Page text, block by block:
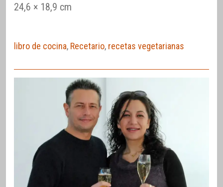
24,6 × 18,9 cm
libro de cocina, Recetario, recetas vegetarianas